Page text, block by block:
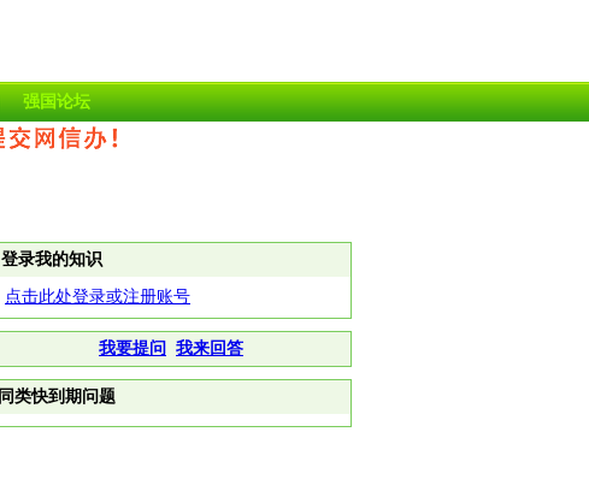
强国论坛
登录我的知识
点击此处登录或注册账号
我要提问 我来回答
同类快到期问题